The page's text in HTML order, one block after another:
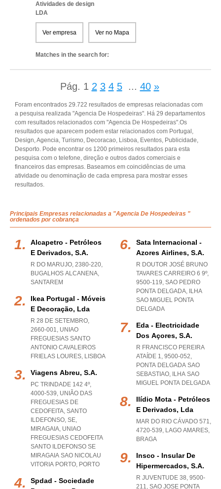
Atividades de design
LDA
Ver empresa Ver no Mapa
Matches in the search for:
Pág. 1 2 3 4 5 ... 40 »
Foram encontrados 29.722 resultados de empresas relacionadas com
a pesquisa realizada "Agencia De Hospedeiras". Há 29 departamentos
com resultados relacionados com "Agencia De Hospedeiras".Os
resultados que aparecem podem estar relacionados com Portugal,
Design, Agencia, Turismo, Decoracao, Lisboa, Eventos, Publicidade,
Desporto. Pode encontrar os 1200 primeiros resultados para esta
pesquisa com o telefone, direção e outros dados comerciais e
financeiros das empresas. Baseamos em coincidências de uma
atividade ou denominação de cada empresa para mostrar esses
resultados.
Principais Empresas relacionadas a "Agencia De Hospedeiras "
ordenados por cobrança
Alcapetro - Petróleos
E Derivados, S.a.
R DO MARUJO, 2380-220,
BUGALHOS ALCANENA,
SANTAREM
Ikea Portugal - Móveis
E Decoração, Lda
R 28 DE SETEMBRO,
2660-001, UNIAO
FREGUESIAS SANTO
ANTONIO CAVALEIROS
FRIELAS LOURES, LISBOA
Viagens Abreu, S.a.
PC TRINDADE 142 4º,
4000-539, UNIÃO DAS
FREGUESIAS DE
CEDOFEITA, SANTO
ILDEFONSO, SE,
MIRAGAIA, UNIAO
FREGUESIAS CEDOFEITA
SANTO ILDEFONSO SE
MIRAGAIA SAO NICOLAU
VITORIA PORTO, PORTO
Spdad - Sociedade
Sata Internacional -
Azores Airlines, S.a.
R DOUTOR JOSÉ BRUNO
TAVARES CARREIRO 6 9º,
9500-119, SAO PEDRO
PONTA DELGADA, ILHA
SAO MIGUEL PONTA
DELGADA
Eda - Electricidade
Dos Açores, S.a.
R FRANCISCO PEREIRA
ATAÍDE 1, 9500-052,
PONTA DELGADA SAO
SEBASTIAO, ILHA SAO
MIGUEL PONTA DELGADA
Ilídio Mota - Petróleos
E Derivados, Lda
MAR DO RIO CÁVADO 571,
4720-539, LAGO AMARES,
BRAGA
Insco - Insular De
Hipermercados, S.a.
R JUVENTUDE 38, 9500-
211, SAO JOSE PONTA